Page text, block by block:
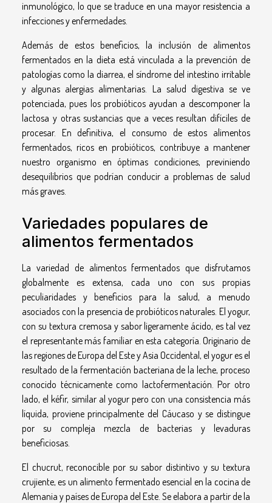
inmunológico, lo que se traduce en una mayor resistencia a
infecciones y enfermedades.
Además de estos beneficios, la inclusión de alimentos
fermentados en la dieta está vinculada a la prevención de
patologías como la diarrea, el síndrome del intestino irritable
y algunas alergias alimentarias. La salud digestiva se ve
potenciada, pues los probióticos ayudan a descomponer la
lactosa y otras sustancias que a veces resultan difíciles de
procesar. En definitiva, el consumo de estos alimentos
fermentados, ricos en probióticos, contribuye a mantener
nuestro organismo en óptimas condiciones, previniendo
desequilibrios que podrían conducir a problemas de salud
más graves.
Variedades populares de
alimentos fermentados
La variedad de alimentos fermentados que disfrutamos
globalmente es extensa, cada uno con sus propias
peculiaridades y beneficios para la salud, a menudo
asociados con la presencia de probióticos naturales. El yogur,
con su textura cremosa y sabor ligeramente ácido, es tal vez
el representante más familiar en esta categoría. Originario de
las regiones de Europa del Este y Asia Occidental, el yogur es el
resultado de la fermentación bacteriana de la leche, proceso
conocido técnicamente como lactofermentación. Por otro
lado, el kéfir, similar al yogur pero con una consistencia más
líquida, proviene principalmente del Cáucaso y se distingue
por su compleja mezcla de bacterias y levaduras
beneficiosas.
El chucrut, reconocible por su sabor distintivo y su textura
crujiente, es un alimento fermentado esencial en la cocina de
Alemania y países de Europa del Este. Se elabora a partir de la